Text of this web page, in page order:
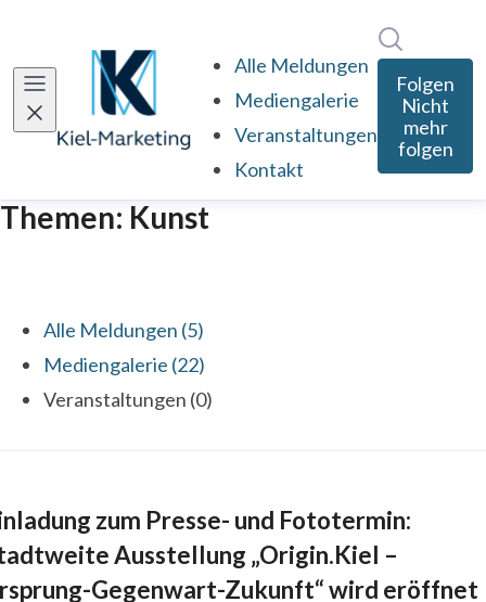
Alle Meldungen
Mediengalerie
Veranstaltungen
Kontakt
Folgen
Nicht
mehr
folgen
Themen: Kunst
Alle Meldungen (5)
Mediengalerie (22)
Veranstaltungen (0)
zum Presse- und Fototermin:
Ausstellung „Origin.Kiel –
Gegenwart-Zukunft“ wird eröffnet